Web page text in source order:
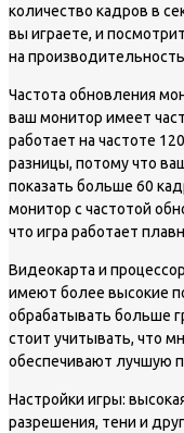
количество кадров в
вы играете, и
на
Частота обновления
ваш монитор имеет
работает на частоте
разницы, потому что
показать больше 60
монитор с частотой
что игра работает
Видеокарта и
имеют более высокие
обрабатывать больше
стоит учитывать, что
обеспечивают лучшую
Настройки игры:
разрешения, тени и